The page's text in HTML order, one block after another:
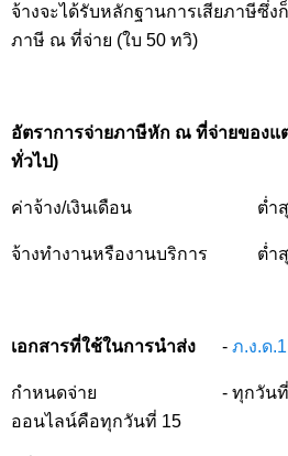
จ้างจะได้รับหลักฐานการเสียภาษีซึ่
ภาษี ณ ที่จ่าย (ใบ 50 ทวิ)
อัตราการจ่ายภาษีหัก ณ ที่จ่ายของแ
ทั่วไป)
ค่าจ้าง/เงินเดือน ต่ำ
จ้างทำงานหรืองานบริการ ต่ำ
เอกสารที่ใช้ในการนำส่ง - ภ.ง.ด.1
กำหนดจ่าย
- ทุกวัน
ออนไลน์คือทุกวันที่ 15